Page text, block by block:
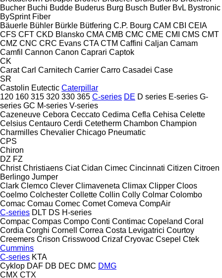
Bucher Buchi Budde Buderus Burg Busch Butler BvL Bystronic
BySprint Fiber
Bäuerle Bühler Bürkle Bütfering C.P. Bourg CAM CBI CEIA
CFS CFT CKD Blansko CMA CMB CMC CME CMI CMS CMT
CMZ CNC CRC Evans CTA CTM Caffini Caljan Camam
Camfil Cannon Canon Caprari Captok
CK
Carat Carl Carnitech Carrier Carro Casadei Case
SR
Castolin Eutectic Caterpillar
120 160 315 320 330 365 C-series DE D series E-series G-
series GC M-series V-series
Cazeneuve Cebora Ceccato Cedima Cefla Cehisa Celette
Celsius Centauro Cerdi Cetetherm Chambon Champion
Charmilles Chevalier Chicago Pneumatic
CPS
Chiron
DZ FZ
Christ Christiaens Ciat Cidan Cimec Cincinnati Citizen Citroen
Berlingo Jumper
Clark Clemco Clever Climaveneta Climax Clipper Cloos
Coelmo Colchester Collette Collin Colly Colmar Colombo
Comac Comau Comec Comet Comeva CompAir
C-series DLT DS H-series
Compac Compas Compo Conti Contimac Copeland Coral
Cordia Corghi Cornell Correa Costa Levigatrici Courtoy
Creemers Crison Crisswood Crizaf Cryovac Csepel Ctek
Cummins
C-series KTA
Cyklop DAF DB DEC DMC DMG
CMX CTX